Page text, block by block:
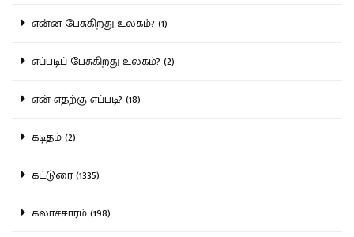
என்ன பேசுகிறது உலகம்? (1)
எப்படிப் பேசுகிறது உலகம்? (2)
ஏன் எதற்கு எப்படி? (18)
கடிதம் (2)
கட்டுரை (1335)
கலாச்சாரம் (198)